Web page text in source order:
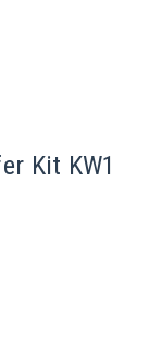
Kit KW1